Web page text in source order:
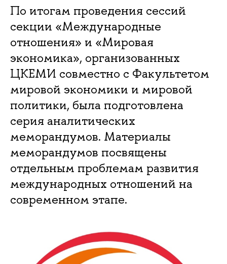
По итогам проведения сессий
секции «Международные
отношения» и «Мировая
экономика», организованных
ЦКЕМИ совместно с Факультетом
мировой экономики и мировой
политики, была подготовлена
серия аналитических
меморандумов. Материалы
меморандумов посвящены
отдельным проблемам развития
международных отношений на
современном этапе.